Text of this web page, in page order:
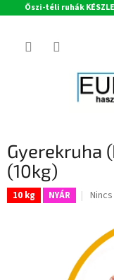
Őszi-téli ruhák
Gyerekruha
(10kg)
10 kg NYÁR
A
5-
ből